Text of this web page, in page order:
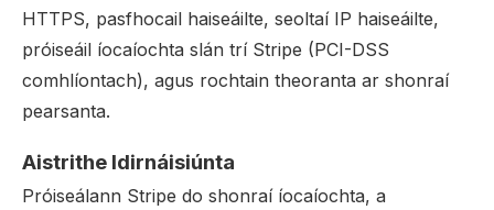
HTTPS, pasfhocail haiseáilte, seoltaí IP haiseáilte,
próiseáil íocaíochta slán trí Stripe (PCI-DSS
comhlíontach), agus rochtain theoranta ar shonraí
pearsanta.
Aistrithe Idirnáisiúnta
Próiseálann Stripe do shonraí íocaíochta, a